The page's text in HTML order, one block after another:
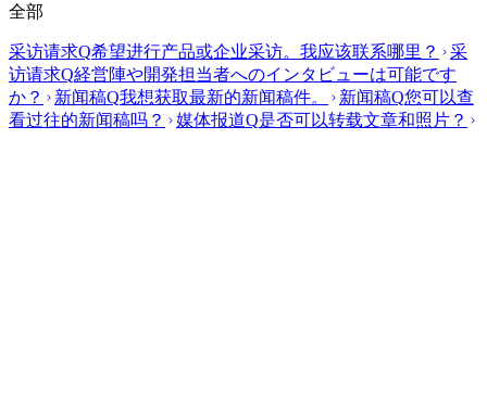
全部
采访请求Q希望进行产品或企业采访。我应该联系哪里？
采
访请求Q経営陣や開発担当者へのインタビューは可能です
か？
新闻稿Q我想获取最新的新闻稿件。 新闻稿Q您可以查
看过往的新闻稿吗？
媒体报道Q是否可以转载文章和照片？